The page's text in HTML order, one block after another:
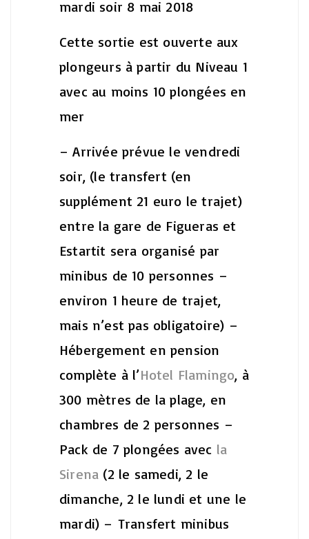
mardi soir 8 mai 2018
Cette sortie est ouverte aux
plongeurs à partir du Niveau 1
avec au moins 10 plongées en
mer
– Arrivée prévue le vendredi
soir, (le transfert (en
supplément 21 euro le trajet)
entre la gare de Figueras et
Estartit sera organisé par
minibus de 10 personnes –
environ 1 heure de trajet,
mais n’est pas obligatoire) –
Hébergement en pension
complète à l’Hotel Flamingo, à
300 mètres de la plage, en
chambres de 2 personnes –
Pack de 7 plongées avec la
Sirena (2 le samedi, 2 le
dimanche, 2 le lundi et une le
mardi) – Transfert minibus